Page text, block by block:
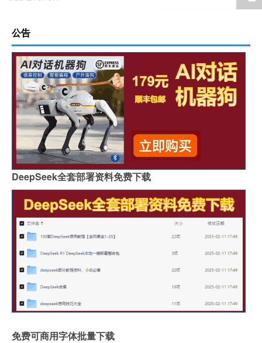
公告
DeepSeek全套部署资料免费下载
免费可商用字体批量下载